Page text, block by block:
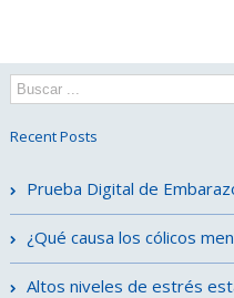
Recent Posts
Prueba Digital de
¿Qué causa los cólicos
Altos niveles de estrés